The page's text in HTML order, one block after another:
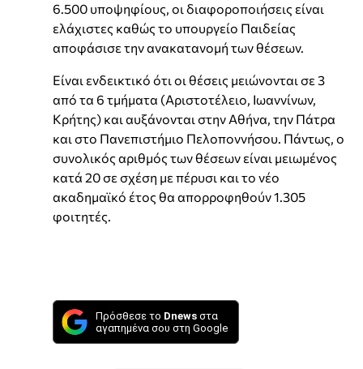
6.500 υποψηφίους, οι διαφοροποιήσεις είναι
ελάχιστες καθώς το υπουργείο Παιδείας
αποφάσισε την ανακατανομή των θέσεων.
Είναι ενδεικτικό ότι οι θέσεις μειώνονται σε 3
από τα 6 τμήματα (Αριστοτέλειο, Ιωαννίνων,
Κρήτης) και αυξάνονται στην Αθήνα, την Πάτρα
και στο Πανεπιστήμιο Πελοποννήσου. Πάντως, ο
συνολικός αριθμός των θέσεων είναι μειωμένος
κατά 20 σε σχέση με πέρυσι και το νέο
ακαδημαϊκό έτος θα απορροφηθούν 1.305
φοιτητές.
Πρόσθεσε το Dnews στα
αγαπημένα σου στη Google